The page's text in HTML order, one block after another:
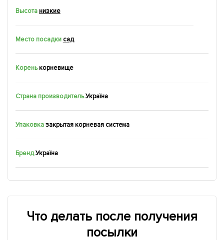
Высотанизкие
Место посадки сад
Коренькорневище
Страна производитель Україна
Упаковказакрытая корневая система
БрендУкраїна
Что делать после получения
посылки